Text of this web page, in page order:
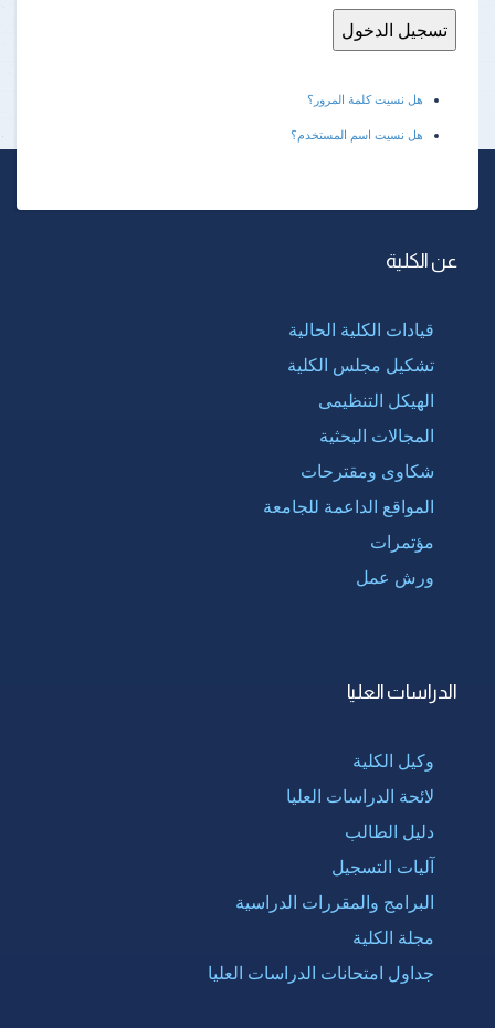
هل نسيت كلمة المرور؟
هل نسيت اسم المستخدم؟
عن الكلية
قيادات الكلية الحالية
تشكيل مجلس الكلية
الهيكل التنظيمى
المجالات البحثية
شكاوى ومقترحات
المواقع الداعمة للجامعة
مؤتمرات
ورش عمل
الدراسات العليا
وكيل الكلية
لائحة الدراسات العليا
دليل الطالب
آليات التسجيل
البرامج والمقررات الدراسية
مجلة الكلية
جداول امتحانات الدراسات العليا